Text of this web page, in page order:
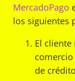
MercadoPago
los siguientes
El
de